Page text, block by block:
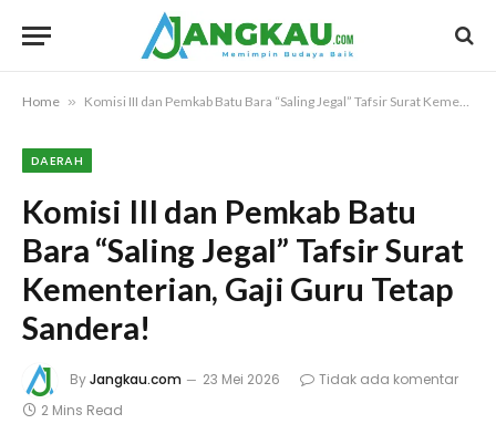
Home » Komisi III dan Pemkab Batu Bara “Saling Jegal” Tafsir Surat Kementerian, Gaji Guru Tetap Sandera!
DAERAH
Komisi III dan Pemkab Batu
Bara “Saling Jegal” Tafsir Surat
Kementerian, Gaji Guru Tetap
Sandera!
ByJangkau.com 23 Mei 2026
Tidak ada komentar
2 Mins Read